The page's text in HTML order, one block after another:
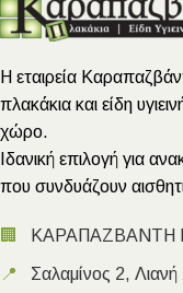
Η εταιρεία
πλακάκια και είδη
χώρο.
Ιδανική επιλογή για
που συνδυάζουν
🏢 ΚΑΡΑΠΑΖΒΑΝΤΗ
📍 Σαλαμίνος 2,